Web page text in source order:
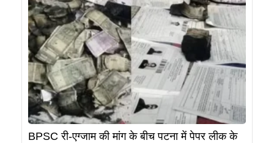
BPSC री-एग्जाम की मांग के बीच पटना में पेपर लीक के